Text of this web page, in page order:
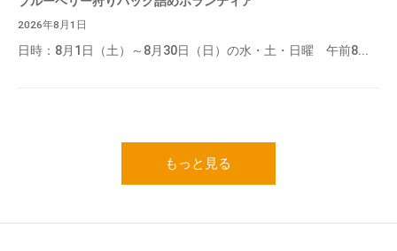
2026年8月1日
日時：8月1日（土）～8月30日（日）の水・土・日曜 午前8...
もっと見る